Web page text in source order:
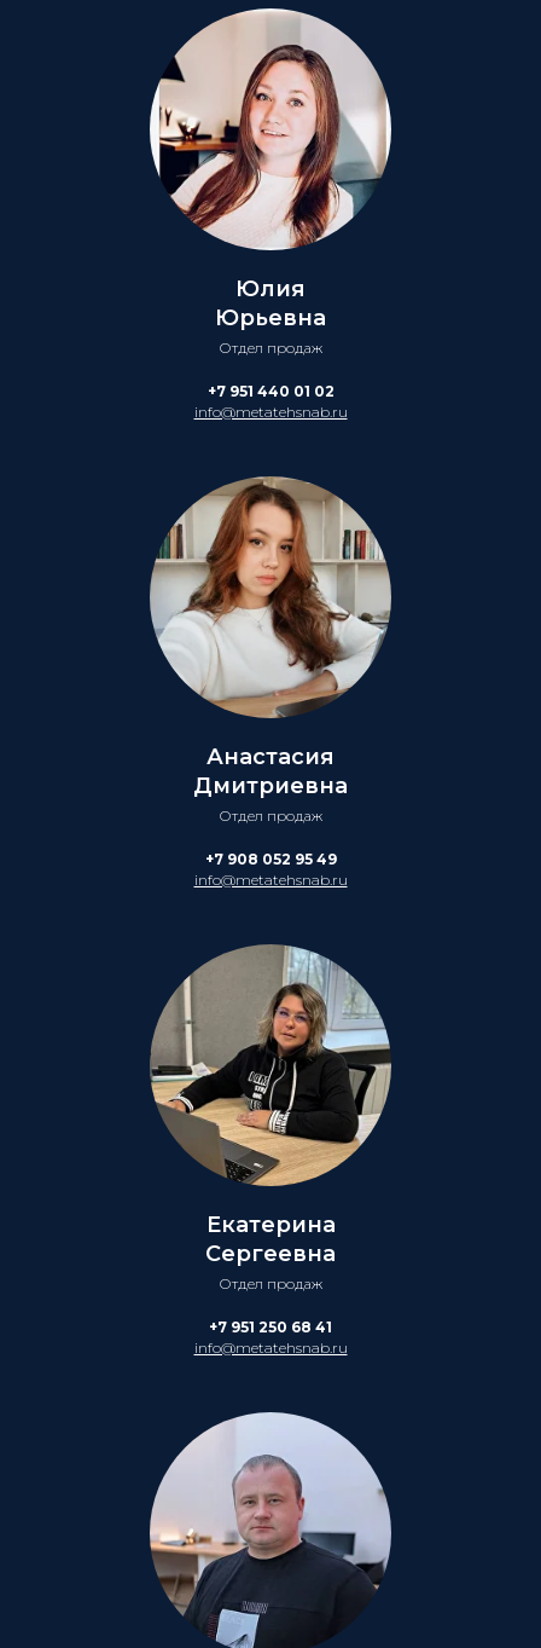
Юлия
Юрьевна
Отдел продаж
+7 951 440 01 02
info@metatehsnab.ru
Анастасия
Дмитриевна
Отдел продаж
+7 908 052 95 49
info@metatehsnab.ru
Екатерина
Сергеевна
Отдел продаж
+7 951 250 68 41
info@metatehsnab.ru